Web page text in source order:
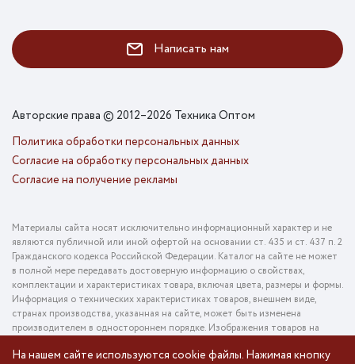
На нашем сайте используются cookie файлы. Нажимая кнопку
Написать нам
Авторские права © 2012–2026 Техника Оптом
Политика обработки персональных данных
Согласие на обработку персональных данных
Согласие на получение рекламы
Материалы сайта носят исключительно информационный характер и не
являются публичной или иной офертой на основании ст. 435 и ст. 437 п. 2
Гражданского кодекса Российской Федерации. Каталог на сайте не может
в полной мере передавать достоверную информацию о свойствах,
комплектации и характеристиках товара, включая цвета, размеры и формы.
Информация о технических характеристиках товаров, внешнем виде,
странах производства, указанная на сайте, может быть изменена
производителем в одностороннем порядке. Изображения товаров на
оригинального товара. Информация о цене товара, указанная в каталоге на